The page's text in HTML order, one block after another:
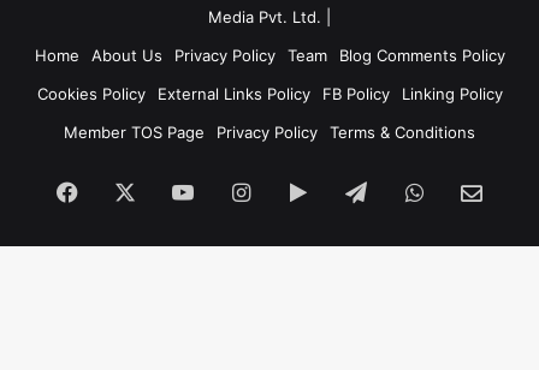
Media Pvt. Ltd.
Home
About Us Privacy Policy Team
Blog Comments Policy
Cookies Policy
External Links Policy FB Policy
Linking Policy
Member TOS Page
Privacy Policy Terms & Conditions
Facebook YouTubeInstagram
Google
Play
TelegramWhatsApp